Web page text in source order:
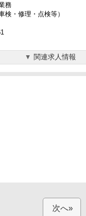
務
・修理・点検等）
関連求人情報
次へ»